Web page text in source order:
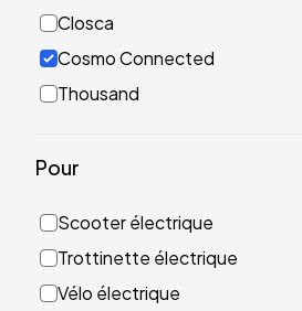
Closca
Cosmo Connected
Thousand
Pour
Scooter électrique
Trottinette électrique
Vélo électrique